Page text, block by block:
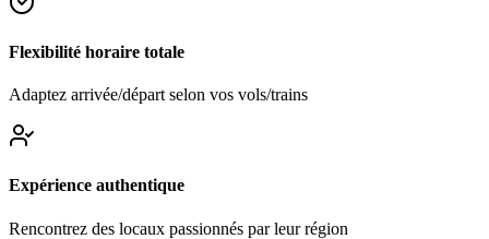
Flexibilité horaire totale
Adaptez arrivée/départ selon vos vols/trains
Expérience authentique
Rencontrez des locaux passionnés par leur région